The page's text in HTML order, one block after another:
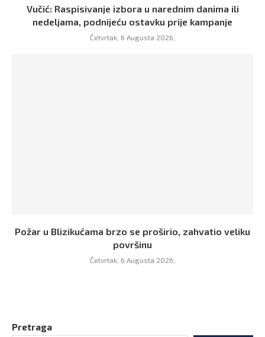
Vučić: Raspisivanje izbora u narednim danima ili
nedeljama, podnijeću ostavku prije kampanje
Četvrtak, 6 Augusta 2026,
Požar u Blizikućama brzo se proširio, zahvatio veliku
površinu
Četvrtak, 6 Augusta 2026,
Pretraga